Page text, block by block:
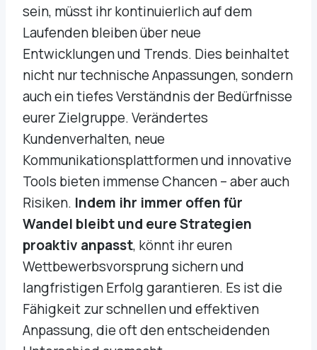
sein, müsst ihr kontinuierlich auf dem
Laufenden bleiben über neue
Entwicklungen und Trends. Dies beinhaltet
nicht nur technische Anpassungen, sondern
auch ein tiefes Verständnis der Bedürfnisse
eurer Zielgruppe. Verändertes
Kundenverhalten, neue
Kommunikationsplattformen und innovative
Tools bieten immense Chancen – aber auch
Risiken. Indem ihr immer offen für
Wandel bleibt und eure Strategien
proaktiv anpasst, könnt ihr euren
Wettbewerbsvorsprung sichern und
langfristigen Erfolg garantieren. Es ist die
Fähigkeit zur schnellen und effektiven
Anpassung, die oft den entscheidenden